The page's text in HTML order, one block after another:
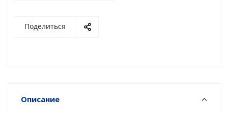
Поделиться
Описание